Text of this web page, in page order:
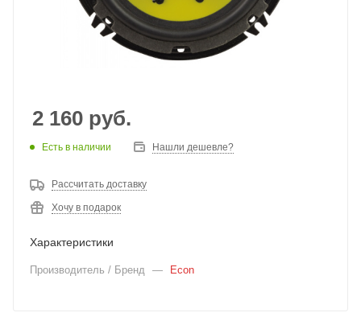
2 160 руб.
Есть в наличии Нашли дешевле?
Рассчитать доставку
Хочу в подарок
Характеристики
Производитель / Бренд — Econ